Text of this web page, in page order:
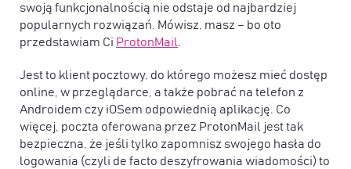
swoją funkcjonalnością nie odstaje od najbardziej
popularnych rozwiązań. Mówisz, masz – bo oto
przedstawiam Ci ProtonMail.
Jest to klient pocztowy, do którego możesz mieć dostęp
online, w przeglądarce, a także pobrać na telefon z
Androidem czy iOSem odpowiednią aplikację. Co
więcej, poczta oferowana przez ProtonMail jest tak
bezpieczna, że jeśli tylko zapomnisz swojego hasła do
logowania (czyli de facto deszyfrowania wiadomości) to